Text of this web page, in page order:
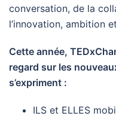
conversation, de la
l’innovation, ambition et
Cette année,
regard sur les
s’expriment :
ILS et ELLES